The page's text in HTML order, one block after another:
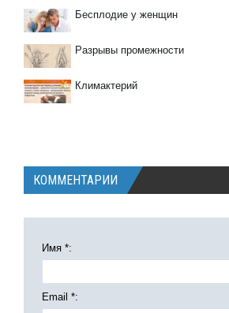
Бесплодие у женщин
Разрывы промежности
Климактерий
КОММЕНТАРИИ
Имя *:
Email *: